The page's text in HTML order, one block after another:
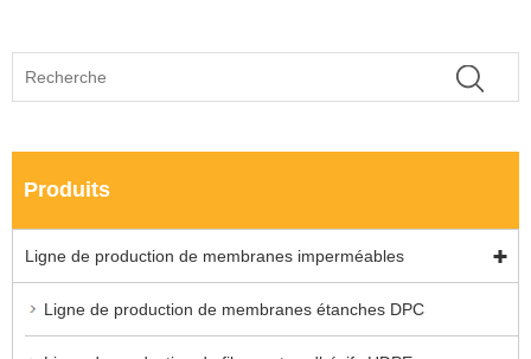
Produits
Ligne de production de membranes imperméables
Ligne de production de membranes étanches DPC